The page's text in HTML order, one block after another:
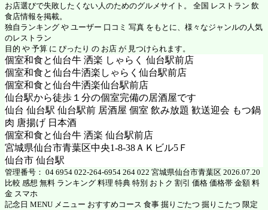
お店選びで失敗したくない人のためのグルメサイト。 全国 レストラン 飲
食店情報を掲載。
独自ランキング や ユーザー 口コミ 写真 をもとに、様々なジャンルの人気
のレストラン
目的 や 予算 に ぴったり の お店 が 見つけられます。
個室和食と仙台牛 洒楽 しゃらく 仙台駅前店
個室和食と仙台牛洒楽しゃらく仙台駅前店
個室和食と仙台牛洒楽仙台駅前店
仙台駅から徒歩１分の個室完備の居酒屋です
仙台 仙台駅 仙台駅前 居酒屋 個室 飲み放題 歓送迎会 もつ鍋
肉 唐揚げ 日本酒
個室和食と仙台牛 洒楽 仙台駅前店
宮城県仙台市青葉区中央1-8-38ＡＫビル5Ｆ
仙台市 仙台駅
管理番号： 04 6954 022-264-6954 264 022 宮城県仙台市青葉区 2026.07.20
比較 感想 無料 ランキング 料理 特典 特別 おトク 割引 価格 価格帯 金額 料
金 スマホ
記念日 MENU メニュー おすすめコース 食事 掘りごたつ 掘りこたつ 限定